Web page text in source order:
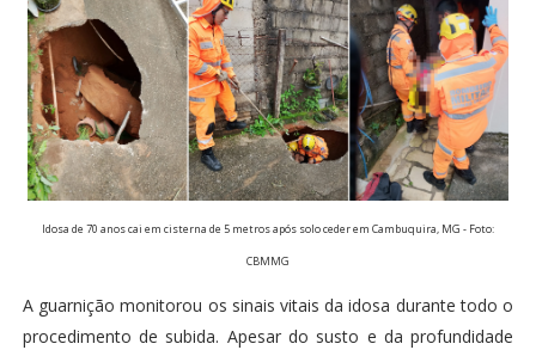
Idosa de 70 anos cai em cisterna de 5 metros após solo ceder em Cambuquira, MG - Foto:
CBMMG
A guarnição monitorou os sinais vitais da idosa durante todo o
procedimento de subida. Apesar do susto e da profundidade